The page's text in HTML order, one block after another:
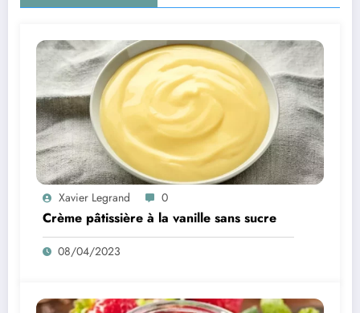
Xavier Legrand 0
Crème pâtissière à la vanille sans sucre
08/04/2023